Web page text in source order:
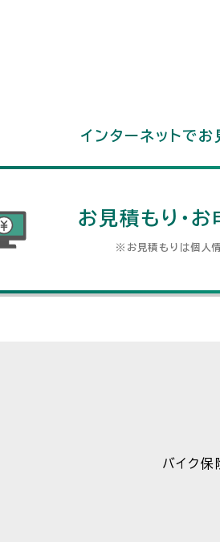
インターネットでお
お見積もり・お
※お見積もりは個人
バイク保